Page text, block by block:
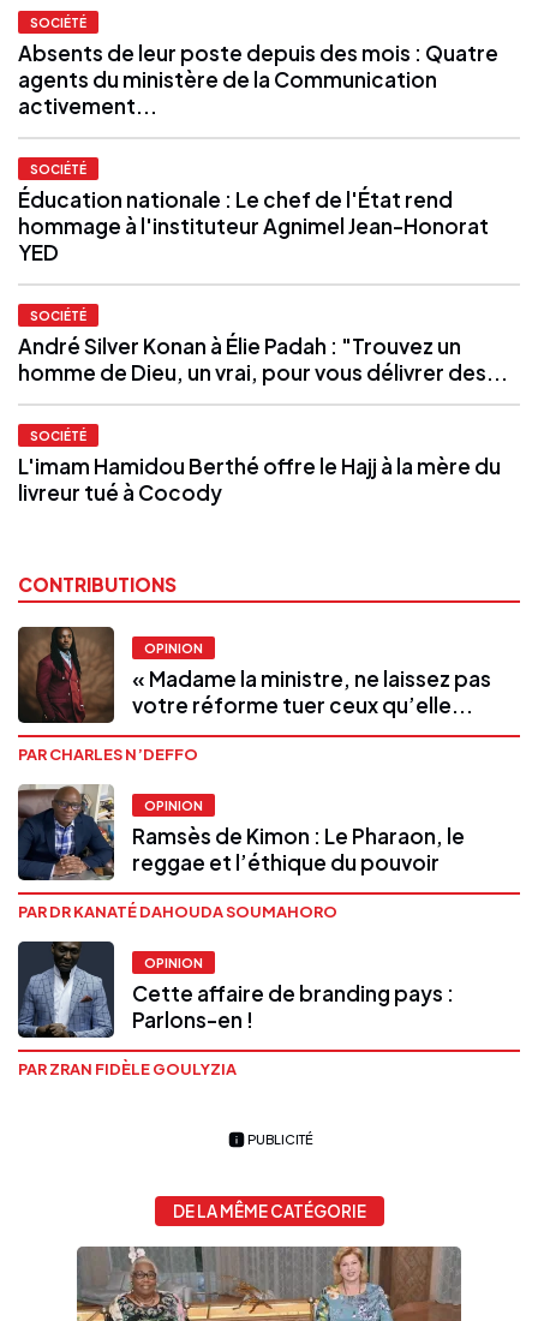
SOCIÉTÉ
Absents de leur poste depuis des mois : Quatre
agents du ministère de la Communication
activement...
SOCIÉTÉ
Éducation nationale : Le chef de l'État rend
hommage à l'instituteur Agnimel Jean-Honorat
YED
SOCIÉTÉ
André Silver Konan à Élie Padah : "Trouvez un
homme de Dieu, un vrai, pour vous délivrer des...
SOCIÉTÉ
L'imam Hamidou Berthé offre le Hajj à la mère du
livreur tué à Cocody
CONTRIBUTIONS
OPINION
« Madame la ministre, ne laissez pas
votre réforme tuer ceux qu’elle...
PAR CHARLES N’DEFFO
OPINION
Ramsès de Kimon : Le Pharaon, le
reggae et l’éthique du pouvoir
PAR DR KANATÉ DAHOUDA SOUMAHORO
OPINION
Cette affaire de branding pays :
Parlons-en !
PAR ZRAN FIDÈLE GOULYZIA
PUBLICITÉ
DE LA MÊME CATÉGORIE